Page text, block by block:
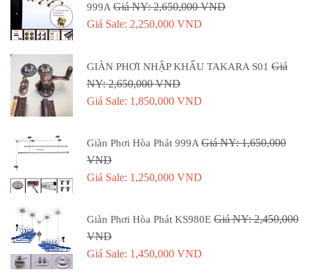
999AGiá NY: 2,650,000 VND
Giá Sale: 2,250,000 VND
GIÀN PHƠI NHẬP KHẨU TAKARA S01 Giá
NY: 2,650,000 VND
Giá Sale: 1,850,000 VND
Giàn Phơi Hòa Phát 999AGiá NY: 1,650,000
VND
Giá Sale: 1,250,000 VND
Giàn Phơi Hòa Phát KS980E Giá NY: 2,450,000
VND
Giá Sale: 1,450,000 VND